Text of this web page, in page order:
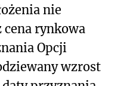
nie
rynkowa
Opcji
wzrost